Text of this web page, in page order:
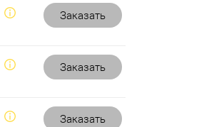
Заказать
Заказать
Заказать